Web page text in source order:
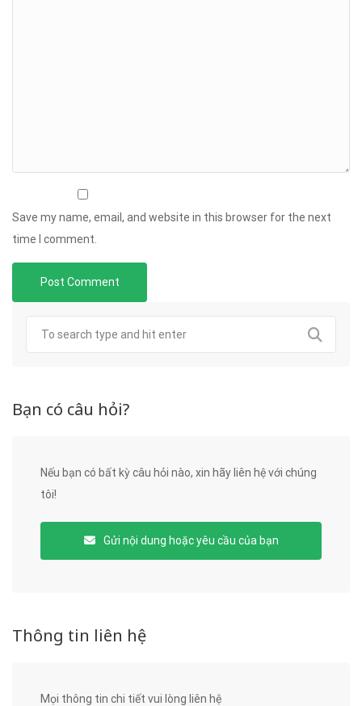
Save my name, email, and website in this browser for the next
time I comment.
Bạn có câu hỏi?
Nếu bạn có bất kỳ câu hỏi nào, xin hãy liên hệ với chúng
tôi!
Gửi nội dung hoặc yêu cầu của bạn
Thông tin liên hệ
Mọi thông tin chi tiết vui lòng liên hệ